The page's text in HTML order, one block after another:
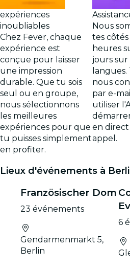
expériences
inoubliables
Chez Fever, chaque
expérience est
conçue pour laisser
une impression
durable. Que tu sois
seul ou en groupe,
nous sélectionnons
les meilleures
expériences pour que
tu puisses simplement
en profiter.
Nous
tes côtés
heures
jours sur
nous
par e-
utiliser
en
appel.
Lieux d'événements à
Französischer Dom
23 événements
Gendarmenmarkt 5,
Berlin
6